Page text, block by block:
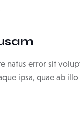
natus error sit
ipsa, quae ab